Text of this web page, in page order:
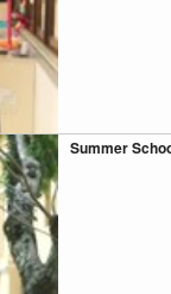
Summer